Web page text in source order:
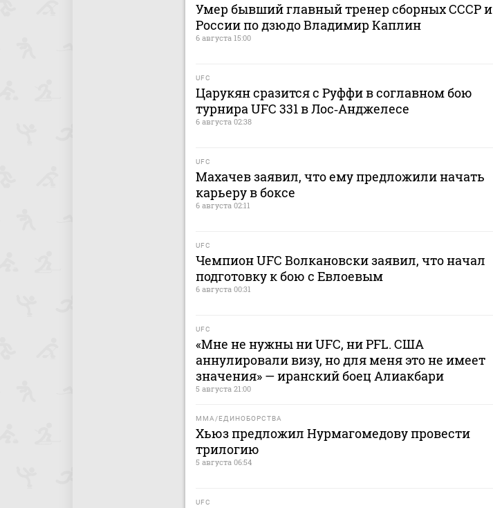
Умер бывший главный тренер сборных СССР и
России по дзюдо Владимир Каплин
6 августа 15:00
UFC
Царукян сразится с Руффи в соглавном бою
турнира UFC 331 в Лос‑Анджелесе
6 августа 02:38
UFC
Махачев заявил, что ему предложили начать
карьеру в боксе
6 августа 02:11
UFC
Чемпион UFC Волкановски заявил, что начал
подготовку к бою с Евлоевым
6 августа 00:31
UFC
«Мне не нужны ни UFC, ни PFL. США
аннулировали визу, но для меня это не имеет
значения» — иранский боец Алиакбари
5 августа 21:00
MMA/ЕДИНОБОРСТВА
Хьюз предложил Нурмагомедову провести
трилогию
5 августа 06:54
UFC